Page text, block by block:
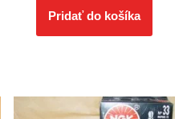
Pridať do košíka